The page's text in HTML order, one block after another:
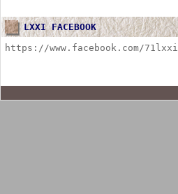
LXXI FACEBOOK
https://www.facebook.com/71lxxi